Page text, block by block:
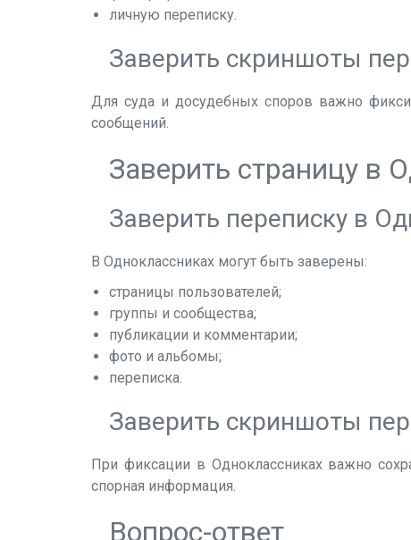
личную переписку.
Заверить скриншоты
Для суда и досудебных споров важно
сообщений.
Заверить страницу в
Заверить переписку в
В Одноклассниках могут быть заверены:
страницы пользователей;
группы и сообщества;
публикации и комментарии;
фото и альбомы;
переписка.
Заверить скриншоты
При фиксации в Одноклассниках важно
спорная информация.
Вопрос-ответ